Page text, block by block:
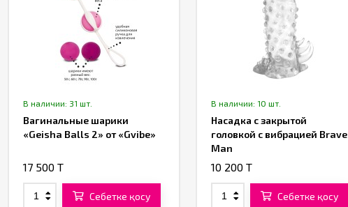
В наличии: 31 шт.
Вагинальные шарики
«Geisha Balls 2» от «Gvibe»
17 500 T
Себетке қосу
В наличии: 10 шт.
Насадка с закрытой
головкой с вибрацией Brave
Man
10 200 T
Себетке қосу